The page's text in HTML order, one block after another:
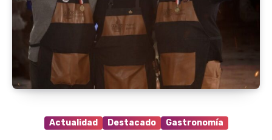
Actualidad Destacado Gastronomía